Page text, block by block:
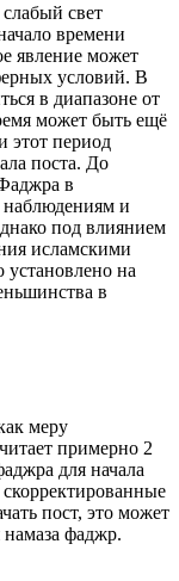
свет
времени
явление может
условий. В
в диапазоне от
может быть ещё
этот период
поста. До
в
наблюдениям и
под влиянием
исламскими
на
в
меру
примерно 2
для начала
пост, это может
фаджр.